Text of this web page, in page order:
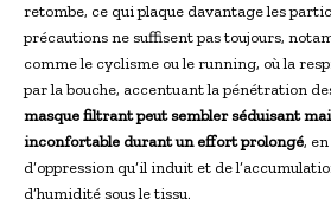
retombe, ce qui plaque davantage les
précautions ne suffisent pas toujours,
comme le cyclisme ou le running, où la
par la bouche, accentuant la pénétration
masque filtrant peut sembler séduisant
inconfortable durant un effort prolongé,
d’oppression qu’il induit et de
d’humidité sous le tissu.